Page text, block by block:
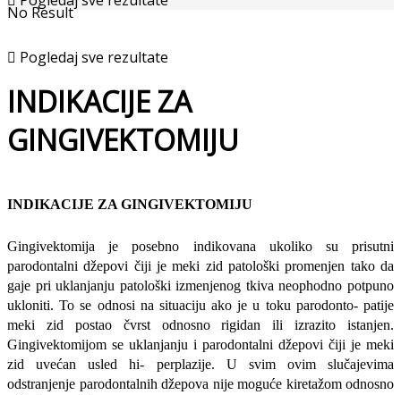
No Result
Pogledaj sve rezultate
INDIKACIJE ZA
GINGIVEKTOMIJU
INDIKACIJE ZA GINGIVEKTOMIJU
Gingivektomija je posebno indikovana ukoliko su prisutni
parodontalni džepovi čiji je meki zid pa­tološki promenjen tako da
gaje pri uklanjanju pato­loški izmenjenog tkiva neophodno potpuno
ukloni­ti. To se odnosi na situaciju ako je u toku parodonto- patije
meki zid postao čvrst odnosno rigidan ili izra­zito istanjen.
Gingivektomijom se uklanjanju i pa­rodontalni džepovi čiji je meki
zid uvećan usled hi- perplazije. U svim ovim slučajevima
odstranjenje parodontalnih džepova nije moguće kiretažom od­nosno